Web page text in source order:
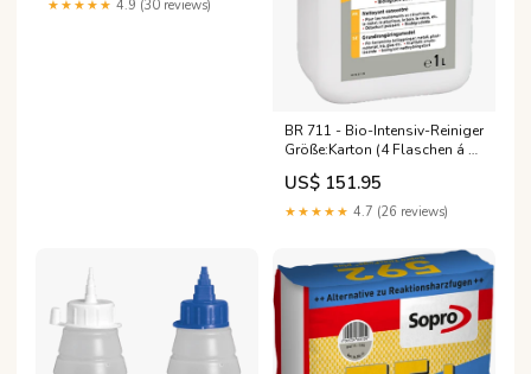
★★★★★ 4.9 (30 reviews)
BR 711 - Bio-Intensiv-Reiniger
Größe:Karton (4 Flaschen á 1
Liter)
US$ 151.95
★★★★★ 4.7 (26 reviews)